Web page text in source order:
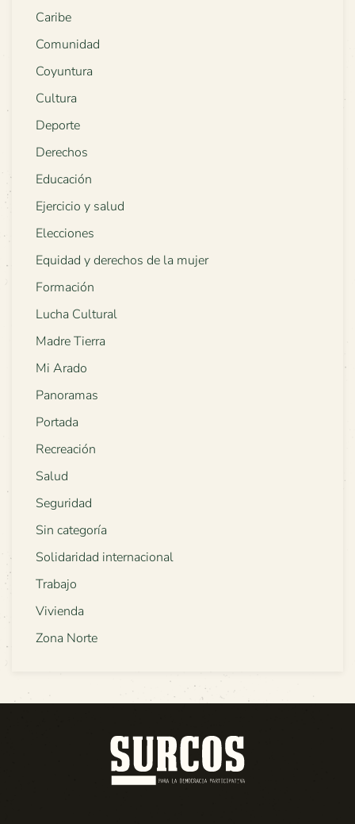
Caribe
Comunidad
Coyuntura
Cultura
Deporte
Derechos
Educación
Ejercicio y salud
Elecciones
Equidad y derechos de la mujer
Formación
Lucha Cultural
Madre Tierra
Mi Arado
Panoramas
Portada
Recreación
Salud
Seguridad
Sin categoría
Solidaridad internacional
Trabajo
Vivienda
Zona Norte